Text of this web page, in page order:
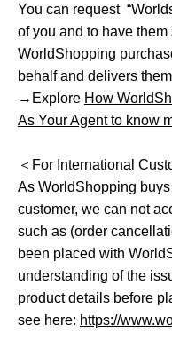
You can request
of you and to have them
WorldShopping
behalf and delivers
→Explore How
As Your Agent to know
＜For International
As WorldShopping
customer, we can not
such as (order
been placed with
understanding of the
product details before
see here: https://